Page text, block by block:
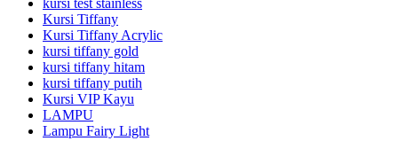
kursi test stainless
Kursi Tiffany
Kursi Tiffany Acrylic
kursi tiffany gold
kursi tiffany hitam
kursi tiffany putih
Kursi VIP Kayu
LAMPU
Lampu Fairy Light